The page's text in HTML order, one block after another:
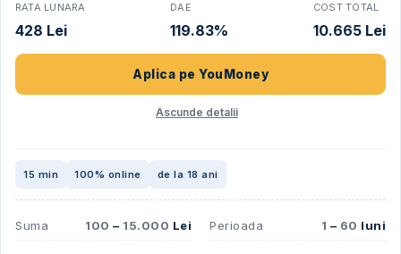
RATA LUNARA
428 Lei
DAE
119.83%
COST TOTAL
10.665 Lei
Aplica pe YouMoney
Ascunde detalii
15 min 100% online de la 18 ani
Suma 100 – 15.000 Lei Perioada 1 – 60 luni